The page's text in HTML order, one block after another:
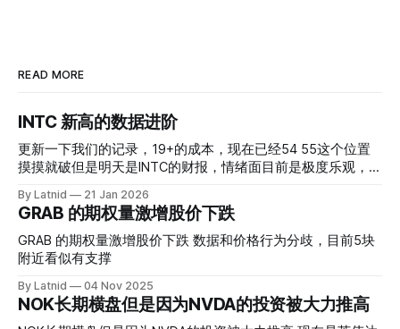
READ MORE
INTC 新高的数据进阶
更新一下我们的记录，19+的成本，现在已经54 55这个位置
摸摸就破但是明天是INTC的财报，情绪面目前是极度乐观，反
是突破前的支撑CC感觉可以做，放远些, 因为18A的经验还未
真正得到普遍大众的关注，当然财报可以继续出新消息顶一下
压力位置。 数据在70驻扎 整体呈现 47 – 60 短期位置
By Latnid 21 Jan 2026
GRAB 的期权量激增股价下跌
GRAB 的期权量激增股价下跌 数据和价格行为分歧，目前5块
附近看似有支撑
By Latnid 04 Nov 2025
NOK长期横盘但是因为NVDA的投资被大力推高